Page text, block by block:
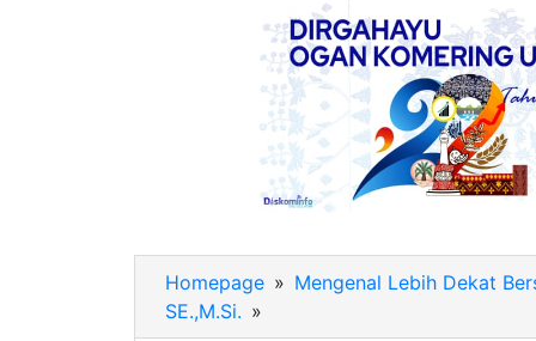
Homepage » Mengenal Lebih Dekat
SE.,M.Si. »